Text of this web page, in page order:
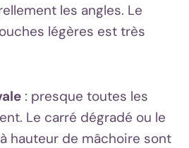
les angles. Le
légères est très
: presque toutes les
Le carré dégradé ou le
hauteur de mâchoire sont